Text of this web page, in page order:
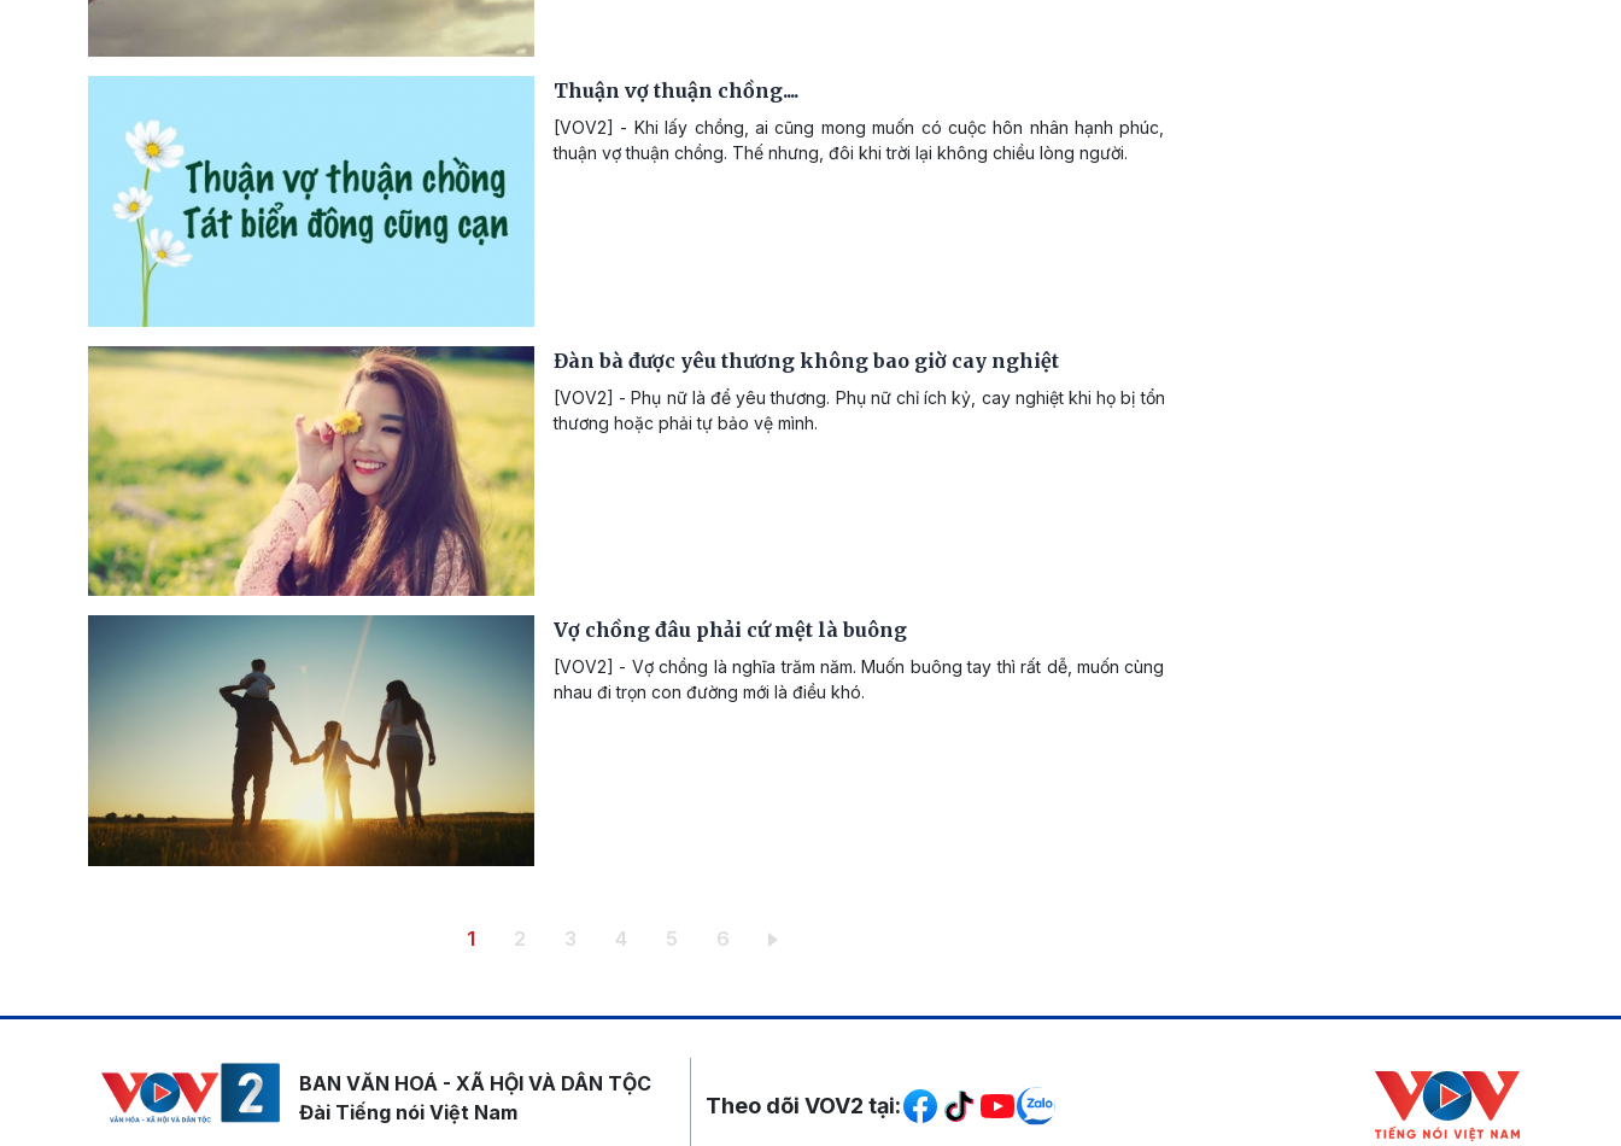
Thuận vợ thuận chồng....
[VOV2] - Khi lấy chồng, ai cũng mong muốn có cuộc hôn nhân hạnh phúc,
thuận vợ thuận chồng. Thế nhưng, đôi khi trời lại không chiều lòng người.
Đàn bà được yêu thương không bao giờ cay nghiệt
[VOV2] - Phụ nữ là để yêu thương. Phụ nữ chỉ ích kỷ, cay nghiệt khi họ bị tổn
thương hoặc phải tự bảo vệ mình.
Vợ chồng đâu phải cứ mệt là buông
[VOV2] - Vợ chồng là nghĩa trăm năm. Muốn buông tay thì rất dễ, muốn cùng
nhau đi trọn con đường mới là điều khó.
Trang hiện thời
1 Trang
2 Trang
3 Trang
4 Trang
5 Trang
6
BAN VĂN HOÁ - XÃ HỘI VÀ DÂN TỘC
Đài Tiếng nói Việt Nam
Mạng xã hội
Theo dõi VOV2 tại: